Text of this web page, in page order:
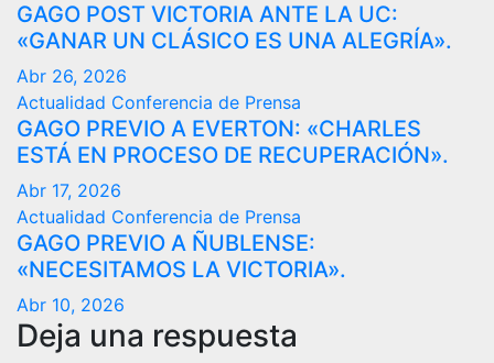
GAGO POST VICTORIA ANTE LA UC:
«GANAR UN CLÁSICO ES UNA ALEGRÍA».
Abr 26, 2026
Actualidad Conferencia de Prensa
GAGO PREVIO A EVERTON: «CHARLES
ESTÁ EN PROCESO DE RECUPERACIÓN».
Abr 17, 2026
Actualidad Conferencia de Prensa
GAGO PREVIO A ÑUBLENSE:
«NECESITAMOS LA VICTORIA».
Abr 10, 2026
Deja una respuesta